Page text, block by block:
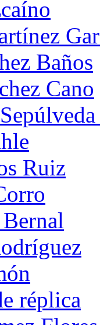
Baños
Cano
Ruiz
réplica